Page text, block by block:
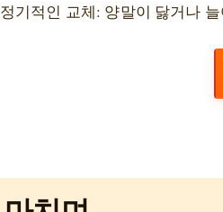
정기적인 교체: 양말이 닳거나